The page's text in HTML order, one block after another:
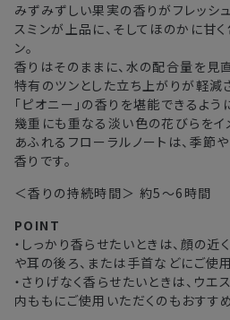
東北・関東・中部・関西
中国・四国・九州
沖縄県・離島
※以下に該当する場合、上記の日程
・交通状況や天候による遅延
・ラッピングのご注文、繁忙期および
・ご注文内容の確認にお時間を要す
・複数製品購入により配送手配に
みずみずしい果実の香りがフレッシ
スミンが上品に、そしてほのかに甘
ン。
香りはそのままに、水の配合量を見
特有のツンとした立ち上がりが軽減
「ピオニー」の香りを堪能できるよう
幾重にも重なる淡い色の花びらを
あふれるフローラルノートは、季節
香りです。
＜香りの持続時間＞ 約5～6時間
POINT
・しっかり香らせたいときは、顔の
や耳の後ろ、または手首などにご使用
・さりげなく香らせたいときは、ウエ
内ももにご使用いただくのもおすすめ